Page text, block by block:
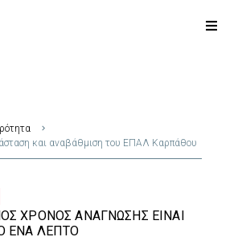
και αναβάθμιση του ΕΠΑΛ Καρπάθου
ΧΡΌΝΟΣ ΑΝΆΓΝΩΣΗΣ ΕΊΝΑΙ
ΈΝΑ ΛΕΠΤΌ